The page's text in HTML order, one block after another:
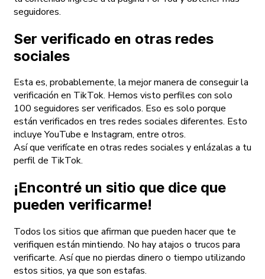
seguidores.
Ser verificado en otras redes
sociales
Esta es, probablemente, la mejor manera de conseguir la
verificación en TikTok. Hemos visto perfiles con solo
100 seguidores ser verificados. Eso es solo porque
están verificados en tres redes sociales diferentes. Esto
incluye YouTube e Instagram, entre otros.
Así que verifícate en otras redes sociales y enlázalas a tu
perfil de TikTok.
¡Encontré un sitio que dice que
pueden verificarme!
Todos los sitios que afirman que pueden hacer que te
verifiquen están mintiendo. No hay atajos o trucos para
verificarte. Así que no pierdas dinero o tiempo utilizando
estos sitios, ya que son estafas.